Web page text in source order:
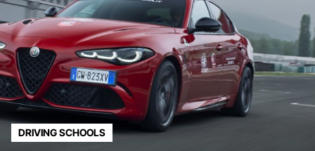
DRIVING SCHOOLS